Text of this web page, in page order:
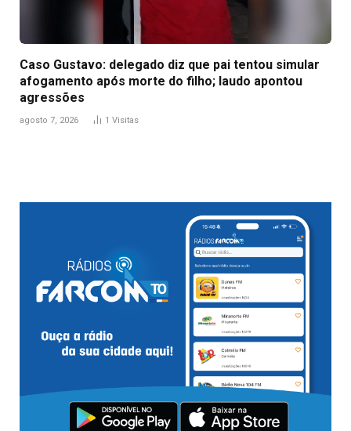
Caso Gustavo: delegado diz que pai tentou simular
afogamento após morte do filho; laudo apontou
agressões
agosto 7, 2026 1 Visitas